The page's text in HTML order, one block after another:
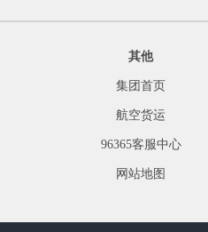
其他
集团首页
航空货运
96365客服中心
网站地图